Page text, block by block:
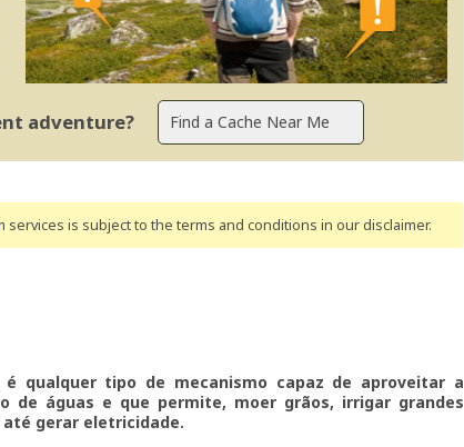
adventure?
services is subject to the terms and conditions in our disclaimer.
qualquer tipo de mecanismo capaz de aproveitar a
de águas e que permite, moer grãos, irrigar grandes
gerar eletricidade.